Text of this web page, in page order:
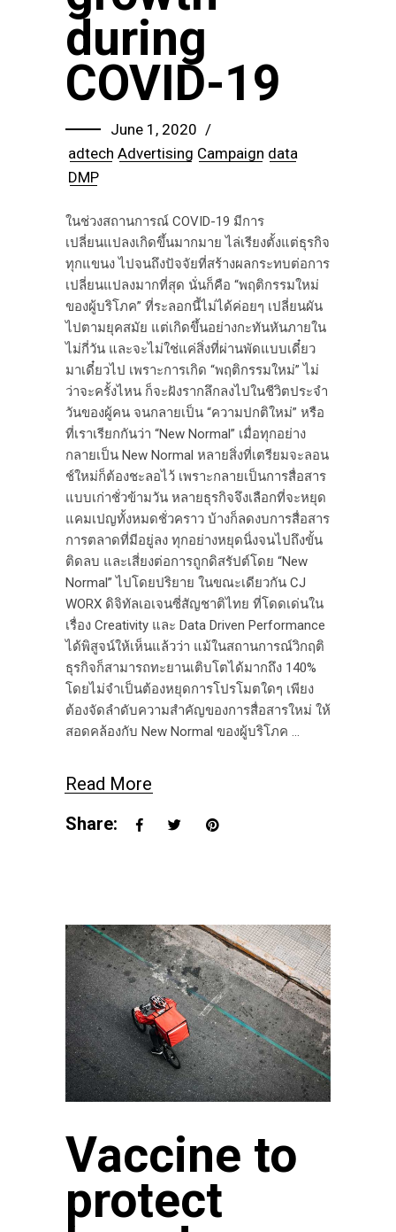
during
COVID-19
June 1, 2020
adtech Advertising Campaign data
DMP
ในช่วงสถานการณ์ COVID-19 มีการ
เปลี่ยนแปลงเกิดขึ้นมากมาย ไล่เรียงตั้งแต่ธุรกิจ
ทุกแขนง ไปจนถึงปัจจัยที่สร้างผลกระทบต่อการ
เปลี่ยนแปลงมากที่สุด นั่นก็คือ “พฤติกรรมใหม่
ของผู้บริโภค” ที่ระลอกนี้ไม่ได้ค่อยๆ เปลี่ยนผัน
ไปตามยุคสมัย แต่เกิดขึ้นอย่างกะทันหันภายใน
ไม่กี่วัน และจะไม่ใช่แค่สิ่งที่ผ่านพัดแบบเดี๋ยว
มาเดี๋ยวไป เพราะการเกิด “พฤติกรรมใหม่” ไม่
ว่าจะครั้งไหน ก็จะฝังรากลึกลงไปในชีวิตประจำ
วันของผู้คน จนกลายเป็น “ความปกติใหม่” หรือ
ที่เราเรียกกันว่า “New Normal” เมื่อทุกอย่าง
กลายเป็น New Normal หลายสิ่งที่เตรียมจะลอน
ช์ใหม่ก็ต้องชะลอไว้ เพราะกลายเป็นการสื่อสาร
แบบเก่าชั่วข้ามวัน หลายธุรกิจจึงเลือกที่จะหยุด
แคมเปญทั้งหมดชั่วคราว บ้างก็ลดงบการสื่อสาร
การตลาดที่มีอยู่ลง ทุกอย่างหยุดนิ่งจนไปถึงขั้น
ติดลบ และเสี่ยงต่อการถูกดิสรัปต์โดย “New
Normal” ไปโดยปริยาย ในขณะเดียวกัน CJ
WORX ดิจิทัลเอเจนซี่สัญชาติไทย ที่โดดเด่นใน
เรื่อง Creativity และ Data Driven Performance
ได้พิสูจน์ให้เห็นแล้วว่า แม้ในสถานการณ์วิกฤติ
ธุรกิจก็สามารถทะยานเติบโตได้มากถึง 140%
โดยไม่จำเป็นต้องหยุดการโปรโมตใดๆ เพียง
ต้องจัดลำดับความสำคัญของการสื่อสารใหม่ ให้
สอดคล้องกับ New Normal ของผู้บริโภค
Read More
Share:
Vaccine to
protect